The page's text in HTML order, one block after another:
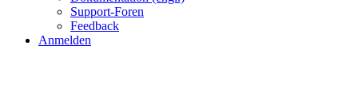
Support-Foren
Feedback
Anmelden